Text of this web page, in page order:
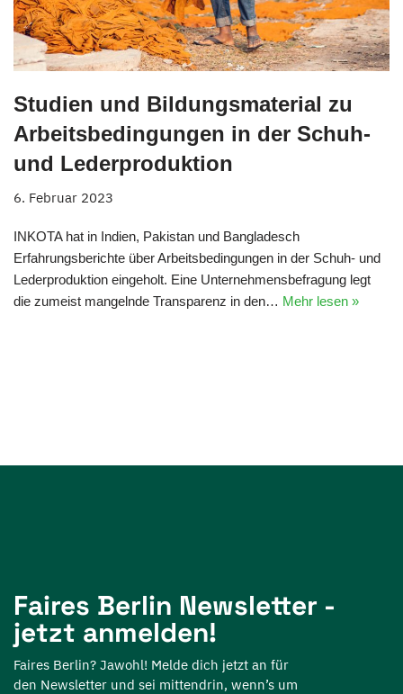
Studien und Bildungsmaterial zu
Arbeitsbedingungen in der Schuh-
und Lederproduktion
6. Februar 2023
INKOTA hat in Indien, Pakistan und Bangladesch
Erfahrungsberichte über Arbeitsbedingungen in der Schuh- und
Lederproduktion eingeholt. Eine Unternehmensbefragung legt
die zumeist mangelnde Transparenz in den… Mehr lesen »
Faires Berlin Newsletter -
jetzt anmelden!
Faires Berlin? Jawohl! Melde dich jetzt an für
den Newsletter und sei mittendrin, wenn’s um